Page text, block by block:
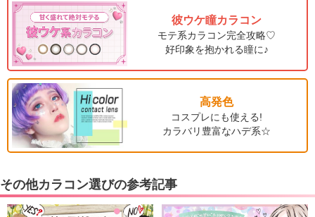
彼ウケ瞳カラコン
モテ系カラコン完全攻略♡
好印象を抱かれる瞳に♪
高発色
コスプレにも使える!
カラバリ豊富なハデ系☆
その他カラコン選びの参考記事